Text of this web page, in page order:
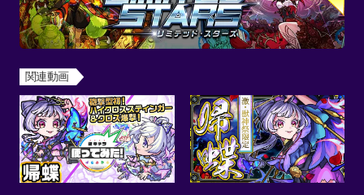
関連動画